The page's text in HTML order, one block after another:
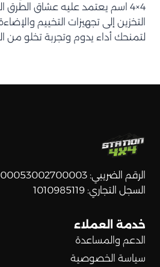
4×4 اسم يعتمد عليه عشاق
التخزين إلى تجهيزات التخييم
لتمنحك أداء يدوم وتجربة تخلو من
الرقم الضريبي: 300053002700003
السجل التجاري: 1010985119
خدمة العملاء
الدعم والمساعدة
سياسة الخصوصية